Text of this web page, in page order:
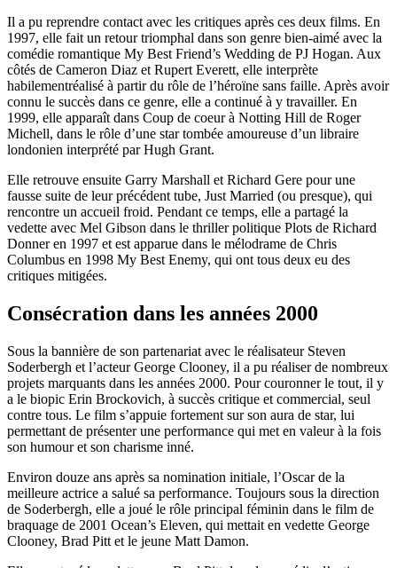
Il a pu reprendre contact avec les critiques après ces deux films. En
1997, elle fait un retour triomphal dans son genre bien-aimé avec la
comédie romantique My Best Friend’s Wedding de PJ Hogan. Aux
côtés de Cameron Diaz et Rupert Everett, elle interprète
habilementréalisé à partir du rôle de l’héroïne sans faille. Après avoir
connu le succès dans ce genre, elle a continué à y travailler. En
1999, elle apparaît dans Coup de coeur à Notting Hill de Roger
Michell, dans le rôle d’une star tombée amoureuse d’un libraire
londonien interprété par Hugh Grant.
Elle retrouve ensuite Garry Marshall et Richard Gere pour une
fausse suite de leur précédent tube, Just Married (ou presque), qui
rencontre un accueil froid. Pendant ce temps, elle a partagé la
vedette avec Mel Gibson dans le thriller politique Plots de Richard
Donner en 1997 et est apparue dans le mélodrame de Chris
Columbus en 1998 My Best Enemy, qui ont tous deux eu des
critiques mitigées.
Consécration dans les années 2000
Sous la bannière de son partenariat avec le réalisateur Steven
Soderbergh et l’acteur George Clooney, il a pu réaliser de nombreux
projets marquants dans les années 2000. Pour couronner le tout, il y
a le biopic Erin Brockovich, à succès critique et commercial, seul
contre tous. Le film s’appuie fortement sur son aura de star, lui
permettant de présenter une performance qui met en valeur à la fois
son humour et son charisme inné.
Environ douze ans après sa nomination initiale, l’Oscar de la
meilleure actrice a salué sa performance. Toujours sous la direction
de Soderbergh, elle a joué le rôle principal féminin dans le film de
braquage de 2001 Ocean’s Eleven, qui mettait en vedette George
Clooney, Brad Pitt et le jeune Matt Damon.